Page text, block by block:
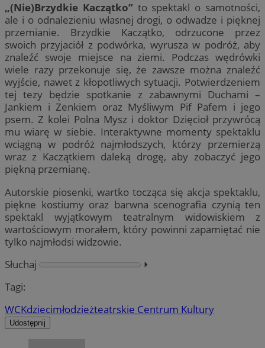
„(Nie)Brzydkie Kaczątko” to spektakl o samotności,
ale i o odnalezieniu własnej drogi, o odwadze i pięknej
przemianie. Brzydkie Kaczątko, odrzucone przez
swoich przyjaciół z podwórka, wyrusza w podróż, aby
znaleźć swoje miejsce na ziemi. Podczas wędrówki
wiele razy przekonuje się, że zawsze można znaleźć
wyjście, nawet z kłopotliwych sytuacji. Potwierdzeniem
tej tezy będzie spotkanie z zabawnymi Duchami –
Jankiem i Zenkiem oraz Myśliwym Pif Pafem i jego
psem. Z kolei Polna Mysz i doktor Dzięcioł przywrócą
mu wiarę w siebie. Interaktywne momenty spektaklu
wciągną w podróż najmłodszych, którzy przemierzą
wraz z Kaczątkiem daleką drogę, aby zobaczyć jego
piękną przemianę.
Autorskie piosenki, wartko tocząca się akcja spektaklu,
piękne kostiumy oraz barwna scenografia czynią ten
spektakl wyjątkowym teatralnym widowiskiem z
wartościowym morałem, który powinni zapamiętać nie
tylko najmłodsi widzowie.
Słuchaj
⏵︎
Tagi:
WCKdziecimłodzieżteatrskie Centrum Kultury
Udostępnij